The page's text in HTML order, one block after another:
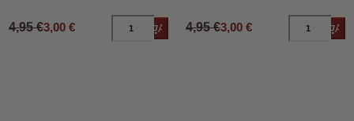
4,95 €3,00 € Añadir al carrito
4,95 €3,00 €